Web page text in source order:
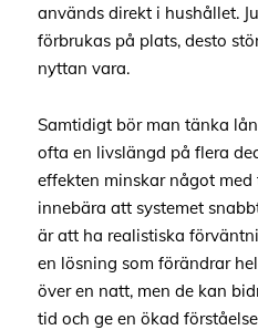
används direkt i hushållet.
förbrukas på plats, desto
nyttan vara.
Samtidigt bör man tänka
ofta en livslängd på flera
effekten minskar något
innebära att systemet
är att ha realistiska
en lösning som förändrar
över en natt, men de kan
tid och ge en ökad